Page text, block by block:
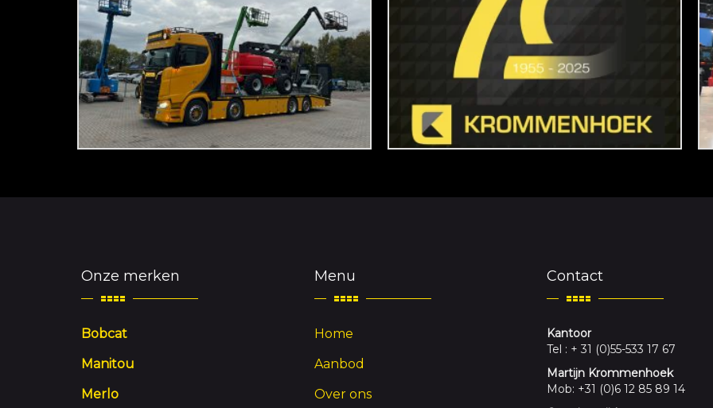
Onze merken
Bobcat
Manitou
Merlo
Menu
Home
Aanbod
Over ons
Contact
Kantoor
Tel : + 31 (0)55-533 17 67
Martijn Krommenhoek
Mob: +31 (0)6 12 85 89 14